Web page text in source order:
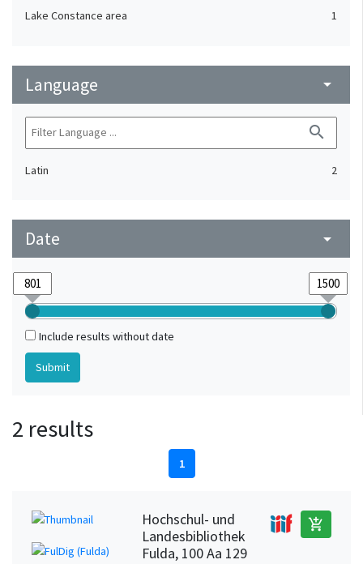
Lake Constance area
1
Language arrow_drop_down
search
Latin 2
Date arrow_drop_down
Include results without date
2 results
1
Hochschul- und
Landesbibliothek
Fulda, 100 Aa 129
add_shopping_cart